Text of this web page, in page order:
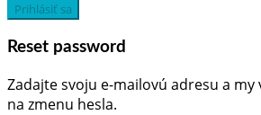
Prihlásiť sa
Reset password
Zadajte svoju e-mailovú adresu a my
na zmenu hesla.